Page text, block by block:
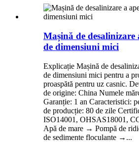
Mașină de desalinizare
de dimensiuni mici
Explicație Mașină de
de dimensiuni mici pentru a
proaspătă pentru uz casnic.
de origine: China Numele
Garanție: 1 an Caracteristici:
de producție: 80 de zile
ISO14001, OHSAS18001,
Apă de mare → Pompă de
de sedimente floculante →...